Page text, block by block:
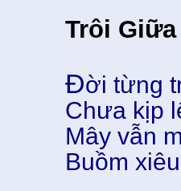
Trôi
Đời từng
Chưa kịp
Mây vẫn
Buồm